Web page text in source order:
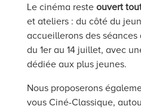
Le cinéma reste ouvert
et ateliers : du côté du
accueillerons des
du 1er au 14 juillet, avec
dédiée aux plus jeunes.
Nous proposerons
vous Ciné-Classique,